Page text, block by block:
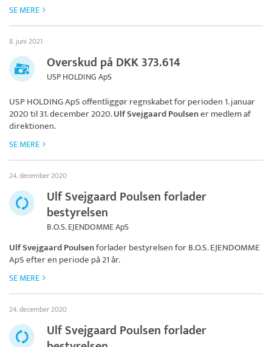
SE MERE
8. juni 2021
Overskud på DKK 373.614
USP HOLDING ApS
USP HOLDING ApSoffentliggør regnskabet for perioden 1. januar
2020 til 31. december 2020.Ulf Svejgaard Poulsener medlem af
direktionen.
SE MERE
24. december 2020
Ulf Svejgaard Poulsen forlader
bestyrelsen
B.O.S. EJENDOMME ApS
Ulf Svejgaard Poulsenforlader bestyrelsen forB.O.S. EJENDOMME
ApSefter en periode på 21 år.
SE MERE
24. december 2020
Ulf Svejgaard Poulsen forlader